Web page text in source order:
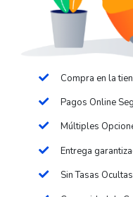
Compra en la
Pagos Online
Múltiples
Entrega
Sin Tasas Ocultas